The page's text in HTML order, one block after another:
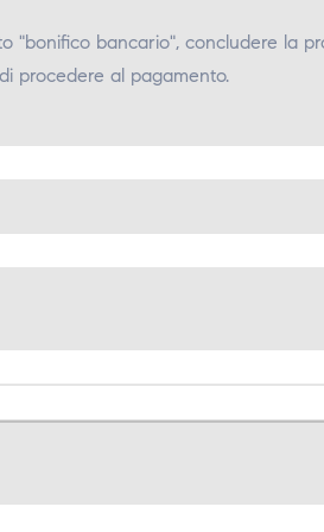
"bonifico bancario", concludere la
procedere al pagamento.